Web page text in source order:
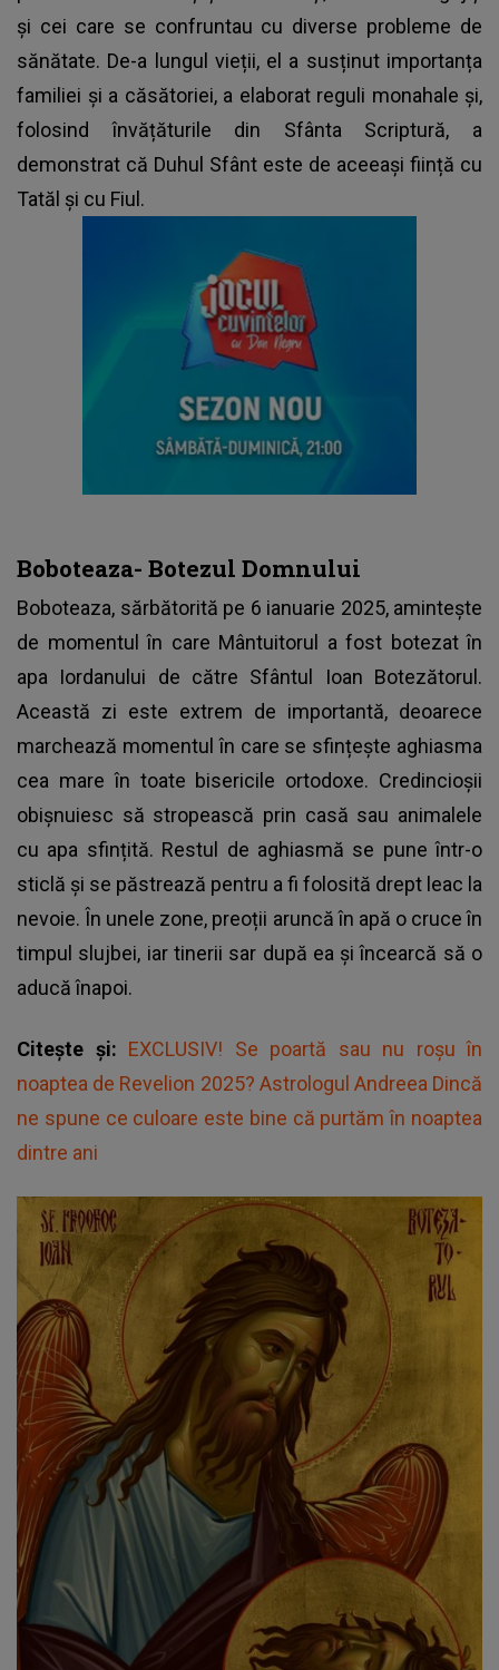
și cei care se confruntau cu diverse probleme de
sănătate. De-a lungul vieții, el a susținut importanța
familiei și a căsătoriei, a elaborat reguli monahale și,
folosind învățăturile din Sfânta Scriptură, a
demonstrat că Duhul Sfânt este de aceeași ființă cu
Tatăl și cu Fiul.
Boboteaza- Botezul Domnului
Boboteaza, sărbătorită pe 6 ianuarie 2025, amintește
de momentul în care Mântuitorul a fost botezat în
apa Iordanului de către Sfântul Ioan Botezătorul.
Această zi este extrem de importantă, deoarece
marchează momentul în care se sfințește aghiasma
cea mare în toate bisericile ortodoxe. Credincioșii
obișnuiesc să stropească prin casă sau animalele
cu apa sfințită. Restul de aghiasmă se pune într-o
sticlă și se păstrează pentru a fi folosită drept leac la
nevoie. În unele zone, preoții aruncă în apă o cruce în
timpul slujbei, iar tinerii sar după ea și încearcă să o
aducă înapoi.
Citește și: EXCLUSIV! Se poartă sau nu roșu în
noaptea de Revelion 2025? Astrologul Andreea Dincă
ne spune ce culoare este bine că purtăm în noaptea
dintre ani